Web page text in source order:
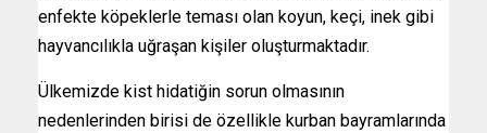
enfekte köpeklerle teması olan koyun, keçi, inek gibi
hayvancılıkla uğraşan kişiler oluşturmaktadır.
Ülkemizde kist hidatiğin sorun olmasının
nedenlerinden birisi de özellikle kurban bayramlarında